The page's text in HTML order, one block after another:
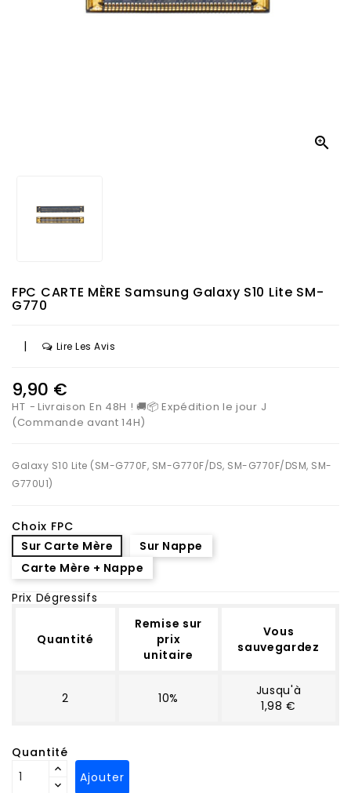

FPC CARTE MÈRE Samsung Galaxy S10 Lite SM-
G770
| Lire Les Avis
9,90 €
HT
Livraison En 48H ! 🚚📦 Expédition le jour J
(Commande avant 14H)
Galaxy S10 Lite (SM-G770F, SM-G770F/DS, SM-G770F/DSM, SM-
G770U1)
Choix FPC
Sur Carte Mère
Sur Nappe
Carte Mère + Nappe
Prix Dégressifs
Quantité
Remise sur
prix
unitaire
Vous
sauvegardez
2 10%
Jusqu'à
1,98 €
Quantité
Ajouter